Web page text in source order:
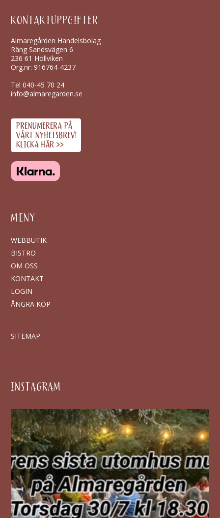
KONTAKTUPPGIFTER
Almaregården Handelsbolag
Räng Sandsvägen 6
236 61 Höllviken
Org.nr: 916764-4237
Tel040-45 70 24
info@almaregarden.se
MENY
WEBBUTIK
BISTRO
OM OSS
KONTAKT
LOGIN
ÅNGRA KÖP
SITEMAP
INSTAGRAM